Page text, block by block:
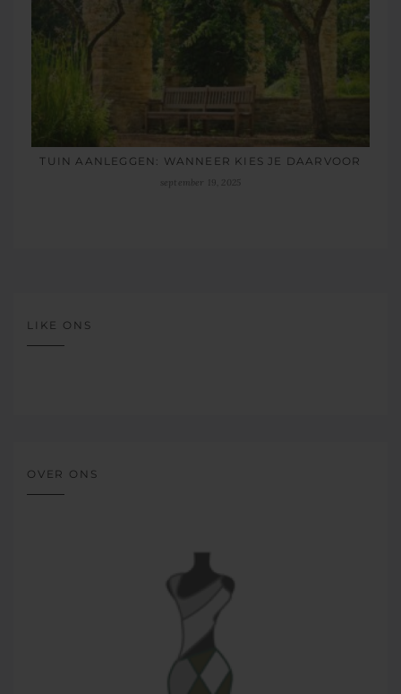
TUIN AANLEGGEN: WANNEER KIES JE DAARVOOR
september 19, 2025
LIKE ONS
OVER ONS